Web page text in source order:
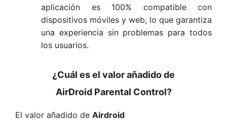
aplicación es 100% compatible con
dispositivos móviles y web, lo que garantiza
una experiencia sin problemas para todos
los usuarios.
¿Cuál es el valor añadido de
AirDroid Parental Control?
El valor añadido de Airdroid